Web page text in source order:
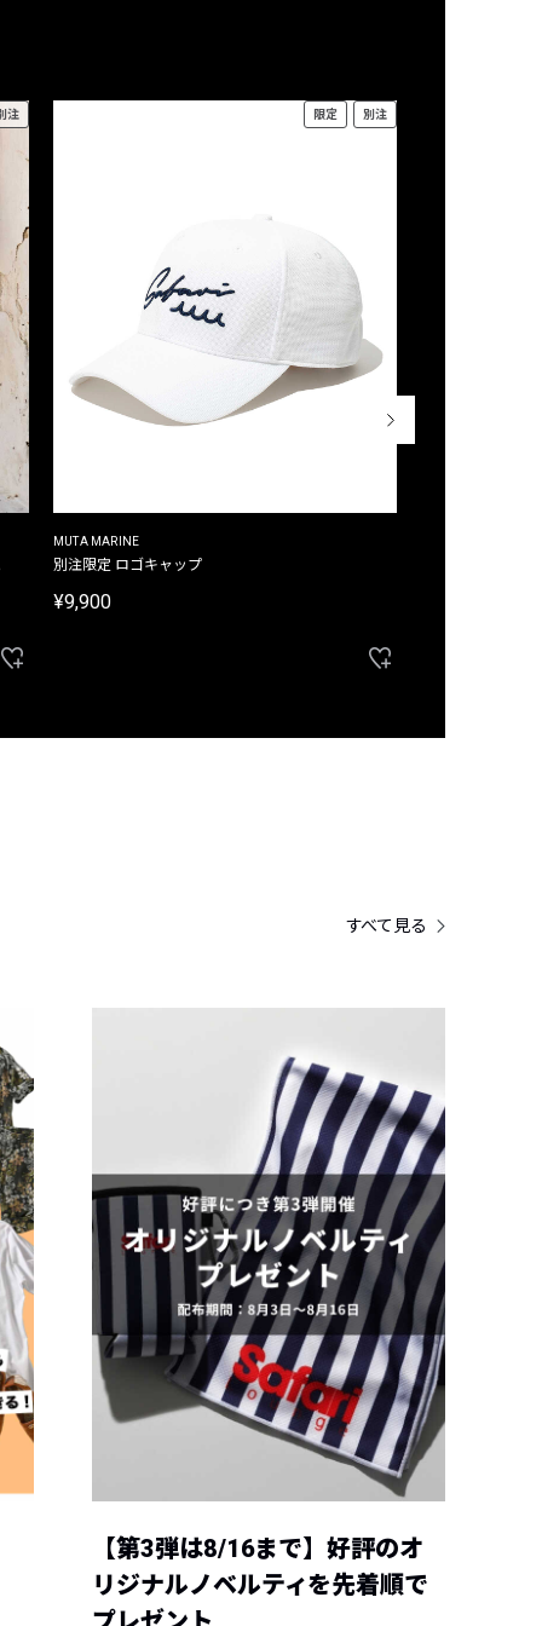
注 限定 別注
MUTA MARINE
別注限定 ロゴキャップ
¥9,900
すべて見る
【第3弾は8/16まで】好評のオ
リジナルノベルティを先着順で